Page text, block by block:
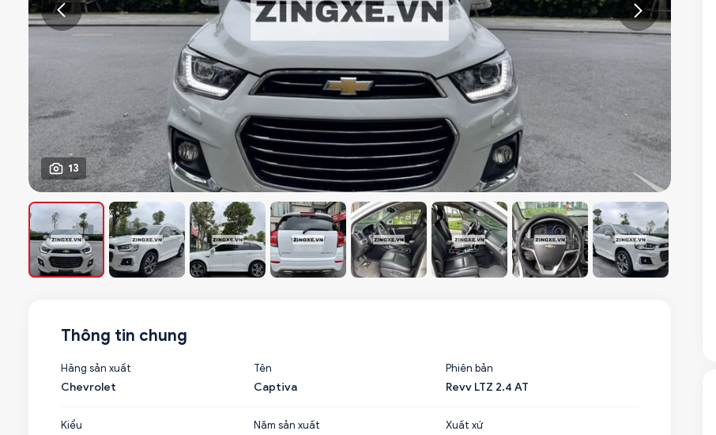
13
Thông tin chung
Hãng sản xuất
Chevrolet
Tên
Captiva
Phiên bản
Revv LTZ 2.4 AT
Kiểu
Năm sản xuất
Xuất xứ